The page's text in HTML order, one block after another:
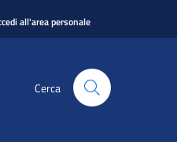
all'area personale
Cerca